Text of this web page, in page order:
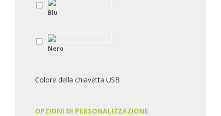
Blu
Nero
Colore della chiavetta USB
OPZIONI DI PERSONALIZZAZIONE